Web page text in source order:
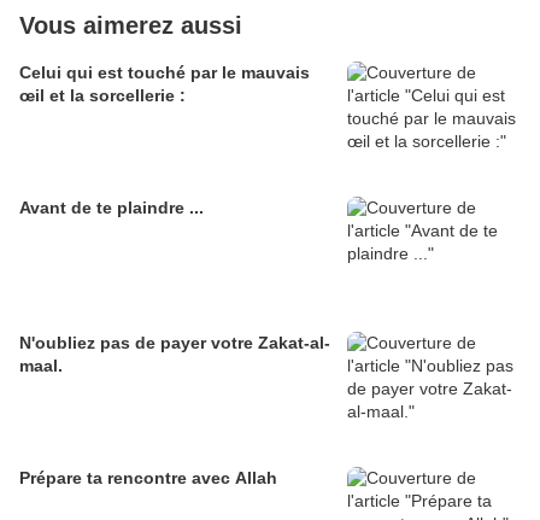
Vous aimerez aussi
Celui qui est touché par le mauvais
œil et la sorcellerie :
Avant de te plaindre ...
N'oubliez pas de payer votre Zakat-al-
maal.
Prépare ta rencontre avec Allah